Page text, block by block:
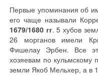
Первые упоминания об
его чаще называли
1679/1680 гг. 5 хубов
26 морганов имели
Фишелау Эрбен. Все
хозяевам по кульмскому
земли Якоб Мельхер, а в